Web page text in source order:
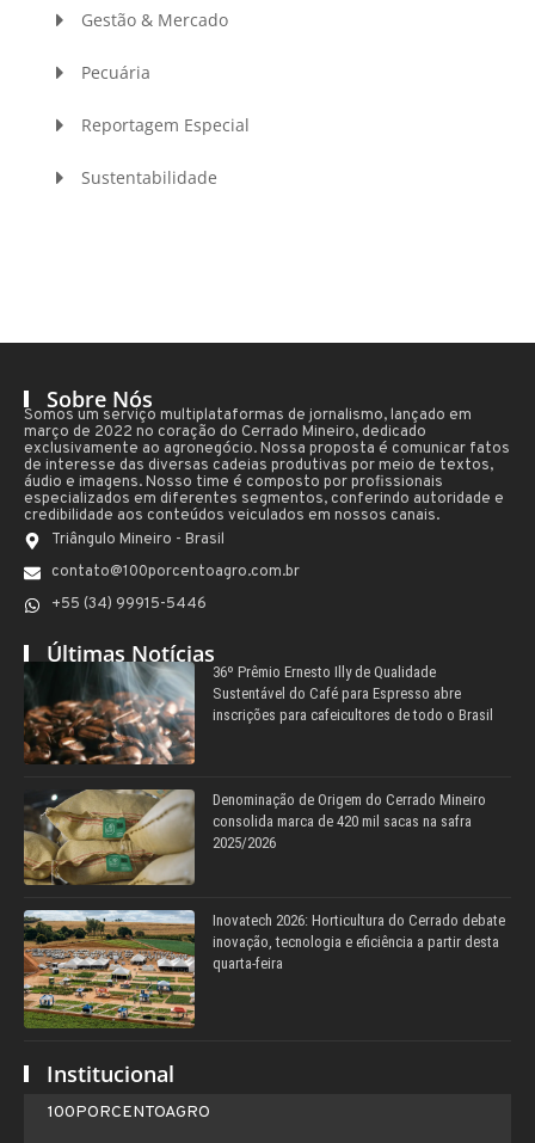
Gestão & Mercado
Pecuária
Reportagem Especial
Sustentabilidade
Sobre Nós
Somos um serviço multiplataformas de jornalismo, lançado em
março de 2022 no coração do Cerrado Mineiro, dedicado
exclusivamente ao agronegócio. Nossa proposta é comunicar fatos
de interesse das diversas cadeias produtivas por meio de textos,
áudio e imagens. Nosso time é composto por profissionais
especializados em diferentes segmentos, conferindo autoridade e
credibilidade aos conteúdos veiculados em nossos canais.
Triângulo Mineiro - Brasil
contato@100porcentoagro.com.br
+55 (34) 99915-5446
Últimas Notícias
36º Prêmio Ernesto Illy de Qualidade
Sustentável do Café para Espresso abre
inscrições para cafeicultores de todo o Brasil
Denominação de Origem do Cerrado Mineiro
consolida marca de 420 mil sacas na safra
2025/2026
Inovatech 2026: Horticultura do Cerrado debate
inovação, tecnologia e eficiência a partir desta
quarta-feira
Institucional
100PORCENTOAGRO